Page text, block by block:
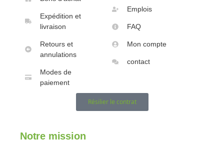
Expédition et
livraison
Retours et
annulations
Modes de
paiement
Emplois
FAQ
Mon compte
contact
Résilier le contrat
Notre mission